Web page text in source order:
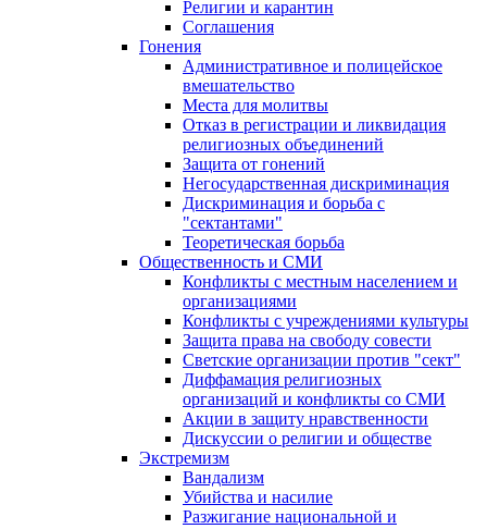
Религии и карантин
Соглашения
Гонения
Административное и полицейское
вмешательство
Места для молитвы
Отказ в регистрации и ликвидация
религиозных объединений
Защита от гонений
Негосударственная дискриминация
Дискриминация и борьба с
"сектантами"
Теоретическая борьба
Общественность и СМИ
Конфликты с местным населением и
организациями
Конфликты с учреждениями культуры
Защита права на свободу совести
Светские организации против "сект"
Диффамация религиозных
организаций и конфликты со СМИ
Акции в защиту нравственности
Дискуссии о религии и обществе
Экстремизм
Вандализм
Убийства и насилие
Разжигание национальной и